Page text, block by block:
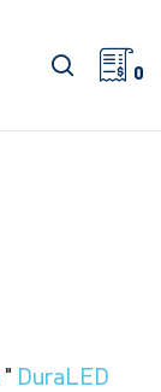
Suche
0
" DuraLED